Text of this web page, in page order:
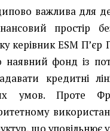
важлива для
простір
керівник ESM
фонд із
кредитні
умов. Проте